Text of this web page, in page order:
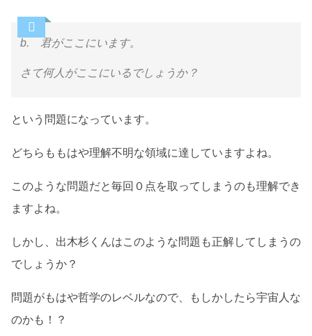
b. 君がここにいます。
さて何人がここにいるでしょうか？
という問題になっています。
どちらももはや理解不明な領域に達していますよね。
このような問題だと毎回０点を取ってしまうのも理解でき
ますよね。
しかし、出木杉くんはこのような問題も正解してしまうの
でしょうか？
問題がもはや哲学のレベルなので、もしかしたら宇宙人な
のかも！？